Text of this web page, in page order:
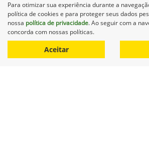
Equipamentos
Para otimizar sua experiência durante a
política de cookies e para proteger seus dados
nossa política de privacidade. Ao seguir com a
concorda com nossas políticas.
Aceitar